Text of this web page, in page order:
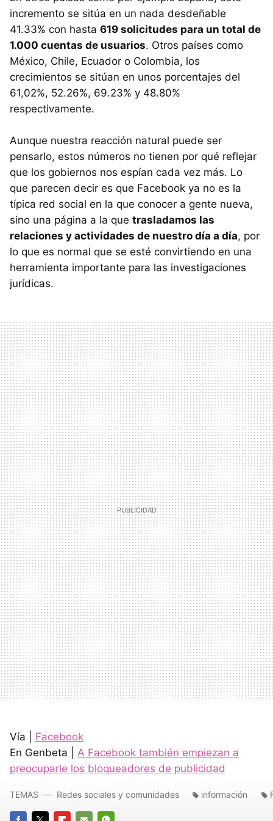
incremento se sitúa en un nada desdeñable
41.33% con hasta 619 solicitudes para un total de
1.000 cuentas de usuarios. Otros países como
México, Chile, Ecuador o Colombia, los
crecimientos se sitúan en unos porcentajes del
61,02%, 52.26%, 69.23% y 48.80%
respectivamente.
Aunque nuestra reacción natural puede ser
pensarlo, estos números no tienen por qué reflejar
que los gobiernos nos espían cada vez más. Lo
que parecen decir es que Facebook ya no es la
típica red social en la que conocer a gente nueva,
sino una página a la que trasladamos las
relaciones y actividades de nuestro día a día, por
lo que es normal que se esté convirtiendo en una
herramienta importante para las investigaciones
jurídicas.
Vía | Facebook
En Genbeta | A Facebook también empiezan a
preocuparle los bloqueadores de publicidad
TEMAS Redes sociales y comunidades información